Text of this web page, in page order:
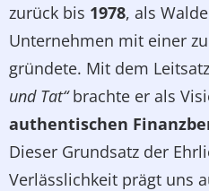
zurück bis 1978, als
Unternehmen mit einer
gründete. Mit dem Leitsatz
und Tat“brachte er als
authentischen
Dieser Grundsatz der
Verlässlichkeit prägt uns